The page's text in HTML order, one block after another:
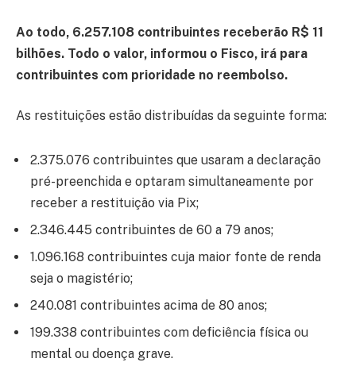
Ao todo, 6.257.108 contribuintes receberão R$ 11
bilhões. Todo o valor, informou o Fisco, irá para
contribuintes com prioridade no reembolso.
As restituições estão distribuídas da seguinte forma:
2.375.076 contribuintes que usaram a declaração
pré-preenchida e optaram simultaneamente por
receber a restituição via Pix;
2.346.445 contribuintes de 60 a 79 anos;
1.096.168 contribuintes cuja maior fonte de renda
seja o magistério;
240.081 contribuintes acima de 80 anos;
199.338 contribuintes com deficiência física ou
mental ou doença grave.